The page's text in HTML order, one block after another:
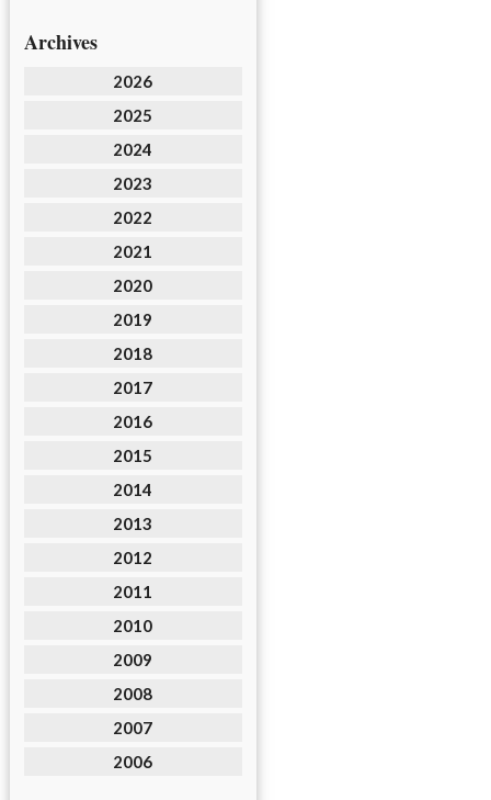
Archives
2026
2025
2024
2023
2022
2021
2020
2019
2018
2017
2016
2015
2014
2013
2012
2011
2010
2009
2008
2007
2006